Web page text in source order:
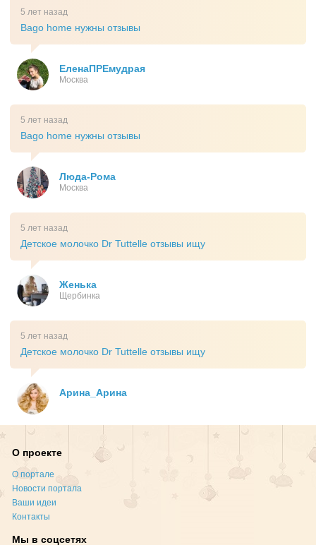
5 лет назад
Bago home нужны отзывы
ЕленаПРЕмудрая
Москва
5 лет назад
Bago home нужны отзывы
Люда-Рома
Москва
5 лет назад
Детское молочко Dr Tuttelle отзывы ищу
Женька
Щербинка
5 лет назад
Детское молочко Dr Tuttelle отзывы ищу
Арина_Арина
О проекте
О портале
Новости портала
Ваши идеи
Контакты
Мы в соцсетях